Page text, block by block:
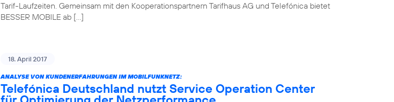
Tarif-Laufzeiten. Gemeinsam mit den Kooperationspartnern Tarifhaus AG und Telefónica bietet
BESSER MOBILE ab […]
18. April 2017
ANALYSE VON KUNDENERFAHRUNGEN IM MOBILFUNKNETZ:
Telefónica Deutschland nutzt Service Operation Center